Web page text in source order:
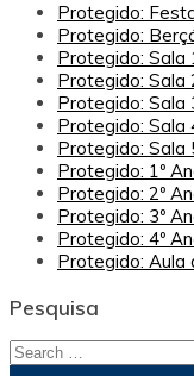
Protegido:
Protegido:
Protegido: Sala
Protegido: Sala
Protegido: Sala
Protegido: Sala
Protegido: Sala
Protegido: 1º
Protegido: 2º
Protegido: 3º
Protegido: 4º
Protegido: Aula
Pesquisa
Search